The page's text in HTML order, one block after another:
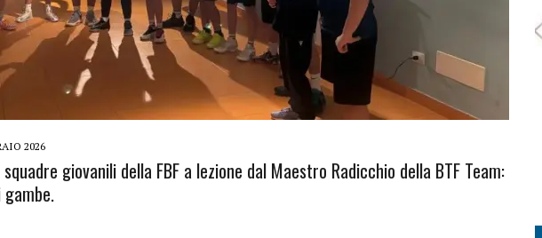
2026
giovanili della FBF a lezione dal Maestro Radicchio della BTF Team: